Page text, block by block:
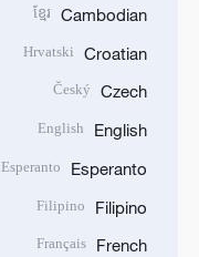
Cambodian
ខ្មែរ
Croatian
Hrvatski
Czech
Český
English
English
Esperanto
Esperanto
Filipino
Filipino
French
Français